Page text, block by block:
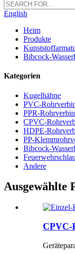
English
Heim
Produkte
Bibcock-
Kategorien
Kugelhähne
PVC-
PPR-
CPVC-
HDPE-
PP-
Bibcock-
Andere
Ausgewählte
CPVC-